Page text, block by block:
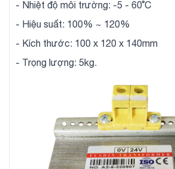
- Nhiệt độ môi trường: -5 - 60˚C
- Hiệu suất: 100% ~ 120%
- Kích thước: 100 x 120 x 140mm
- Trọng lượng: 5kg.